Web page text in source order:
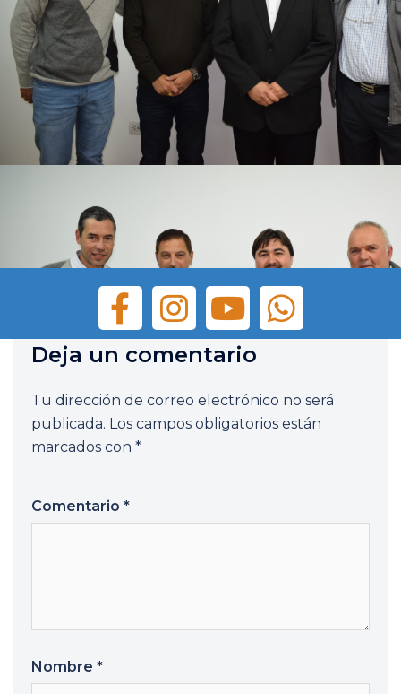
Deja un comentario
Tu dirección de correo electrónico no será
publicada. Los campos obligatorios están
marcados con *
Comentario *
Nombre *